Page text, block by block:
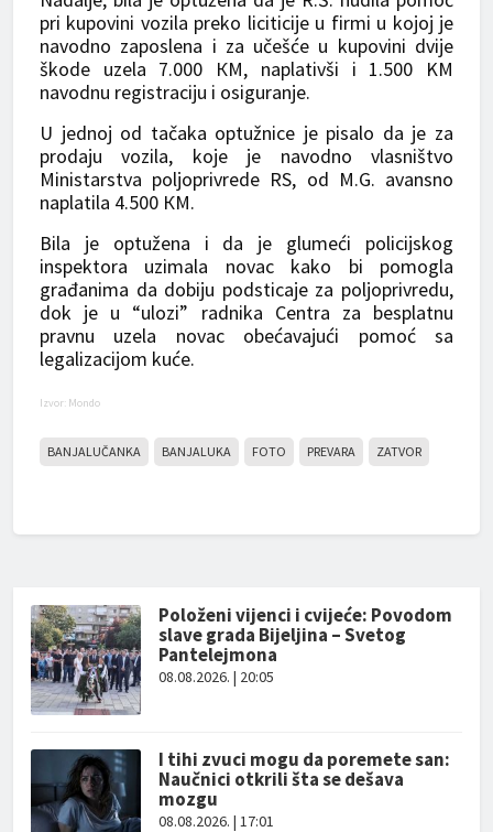
pri kupovini vozila preko liciticije u firmi u kojoj je
navodno zaposlena i za učešće u kupovini dvije
škode uzela 7.000 КM, naplativši i 1.500 KM
navodnu registraciju i osiguranje.
U jednoj od tačaka optužnice je pisalo da je za
prodaju vozila, koje je navodno vlasništvo
Ministarstva poljoprivrede RS, od M.G. avansno
naplatila 4.500 КM.
Bila je optužena i da je glumeći policijskog
inspektora uzimala novac kako bi pomogla
građanima da dobiju podsticaje za poljoprivredu,
dok je u “ulozi” radnika Centra za besplatnu
pravnu uzela novac obećavajući pomoć sa
legalizacijom kuće.
Izvor: Mondo
BANJALUČANKA BANJALUKA FOTO PREVARA ZATVOR
Položeni vijenci i cvijeće: Povodom
slave grada Bijeljina – Svetog
Pantelejmona
08.08.2026. | 20:05
I tihi zvuci mogu da poremete san:
Naučnici otkrili šta se dešava
mozgu
08.08.2026. | 17:01